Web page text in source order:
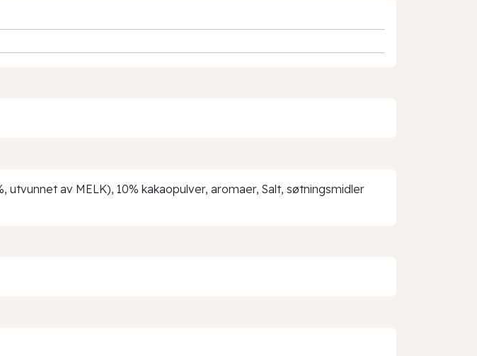
av MELK), 10% kakaopulver, aromaer, Salt, søtningsmidler